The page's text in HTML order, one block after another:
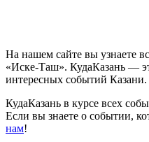
На нашем сайте вы узнаете
«Иске-Таш». КудаКазань —
интересных событий Казани.
КудаКазань в курсе всех
Если вы знаете о событии,
нам!